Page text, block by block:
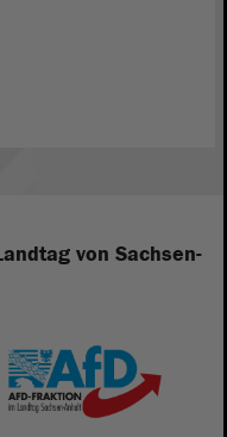
von Sachsen-